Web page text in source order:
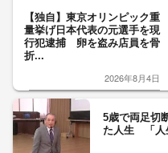
【独自】東京オリンピック重
量挙げ日本代表の元選手を現
行犯逮捕 卵を盗み店員を骨
折...
2026年8月4日
5歳で両足切
た人生 「人